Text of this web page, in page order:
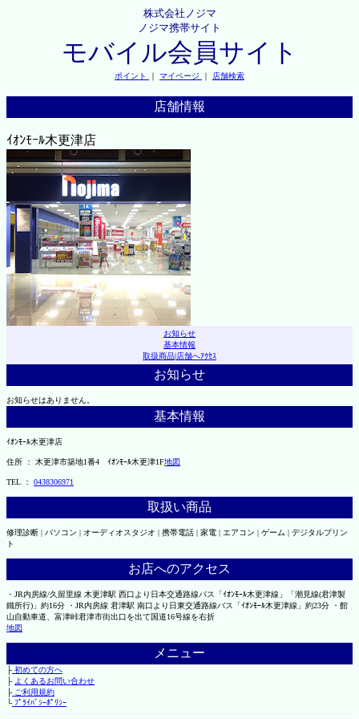
株式会社ノジマ
ノジマ携帯サイト
モバイル会員サイト
ポイント ｜ マイページ ｜ 店舗検索
店舗情報
ｲｵﾝﾓｰﾙ木更津店
お知らせ
基本情報
取扱商品|店舗へｱｸｾｽ
お知らせ
お知らせはありません。
基本情報
ｲｵﾝﾓｰﾙ木更津店
住所 ： 木更津市築地1番4 ｲｵﾝﾓｰﾙ木更津1F地図
TEL ： 0438306971
取扱い商品
修理診断 | パソコン | オーディオスタジオ | 携帯電話 | 家電 | エアコン | ゲーム | デジタルプリン
ト
お店へのアクセス
・JR内房線/久留里線 木更津駅 西口より日本交通路線バス「ｲｵﾝﾓｰﾙ木更津線」「潮見線(君津製
鐵所行)」約16分 ・JR内房線 君津駅 南口より日東交通路線バス「ｲｵﾝﾓｰﾙ木更津線」約23分 ・館
山自動車道、富津峠君津市街出口を出て国道16号線を右折
地図
メニュー
├初めての方へ
├ よくあるお問い合わせ
├ご利用規約
└ﾌﾟﾗｲﾊﾞｼｰﾎﾟﾘｼｰ